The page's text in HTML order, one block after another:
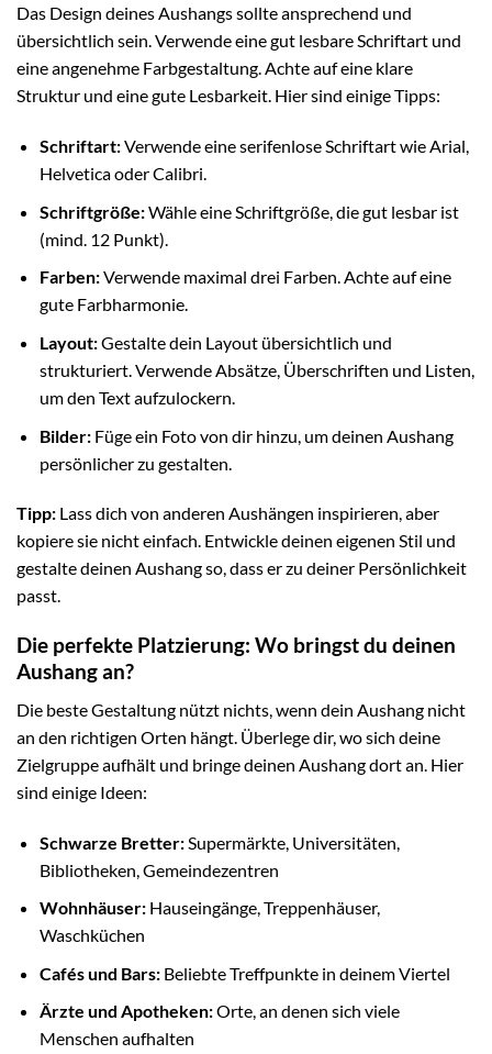
Das Design deines Aushangs sollte ansprechend und
übersichtlich sein. Verwende eine gut lesbare Schriftart und
eine angenehme Farbgestaltung. Achte auf eine klare
Struktur und eine gute Lesbarkeit. Hier sind einige Tipps:
Schriftart:Verwende eine serifenlose Schriftart wie Arial,
Helvetica oder Calibri.
Schriftgröße:Wähle eine Schriftgröße, die gut lesbar ist
(mind. 12 Punkt).
Farben:Verwende maximal drei Farben. Achte auf eine
gute Farbharmonie.
Layout:Gestalte dein Layout übersichtlich und
strukturiert. Verwende Absätze, Überschriften und Listen,
um den Text aufzulockern.
Bilder:Füge ein Foto von dir hinzu, um deinen Aushang
persönlicher zu gestalten.
Tipp: Lass dich von anderen Aushängen inspirieren, aber
kopiere sie nicht einfach. Entwickle deinen eigenen Stil und
gestalte deinen Aushang so, dass er zu deiner Persönlichkeit
passt.
Die perfekte Platzierung: Wo bringst du deinen
Aushang an?
Die beste Gestaltung nützt nichts, wenn dein Aushang nicht
an den richtigen Orten hängt. Überlege dir, wo sich deine
Zielgruppe aufhält und bringe deinen Aushang dort an. Hier
sind einige Ideen:
Schwarze Bretter:Supermärkte, Universitäten,
Bibliotheken, Gemeindezentren
Wohnhäuser:Hauseingänge, Treppenhäuser,
Waschküchen
Cafés und Bars:Beliebte Treffpunkte in deinem Viertel
Ärzte und Apotheken:Orte, an denen sich viele
Menschen aufhalten